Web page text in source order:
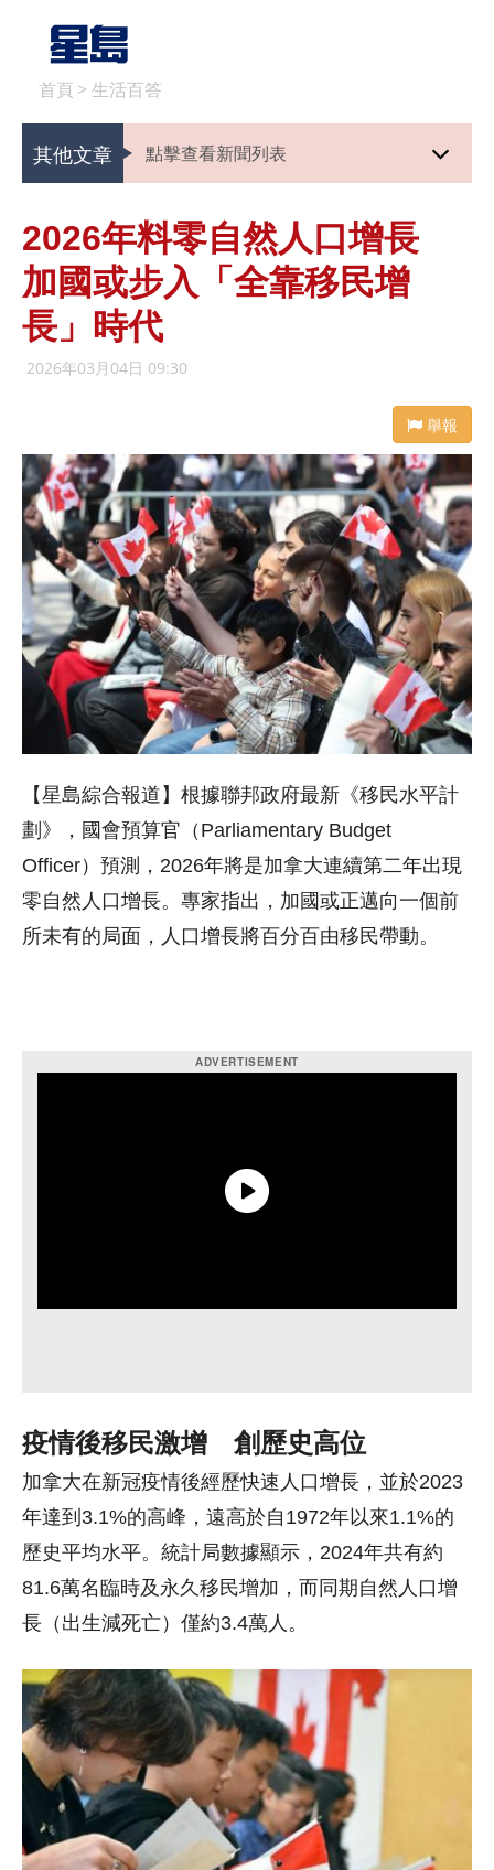
首頁 > 生活百答
其他文章 點擊查看新聞列表
2026年料零自然人口增長
加國或步入「全靠移民增
長」時代
2026年03月04日 09:30
舉報
【星島綜合報道】根據聯邦政府最新《移民水平計
劃》，國會預算官（Parliamentary Budget
Officer）預測，2026年將是加拿大連續第二年出現
零自然人口增長。專家指出，加國或正邁向一個前
所未有的局面，人口增長將百分百由移民帶動。
疫情後移民激增 創歷史高位
加拿大在新冠疫情後經歷快速人口增長，並於2023
年達到3.1%的高峰，遠高於自1972年以來1.1%的
歷史平均水平。統計局數據顯示，2024年共有約
81.6萬名臨時及永久移民增加，而同期自然人口增
長（出生減死亡）僅約3.4萬人。